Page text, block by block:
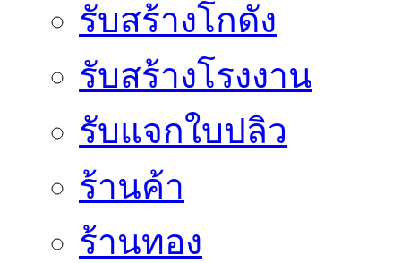
รับสร้างโกดัง
รับสร้างโรงงาน
รับแจกใบปลิว
ร้านค้า
ร้านทอง